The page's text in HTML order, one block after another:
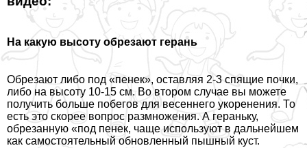
На какую высоту обрезают герань
Обрезают либо под «пенек», оставляя 2-3 спящие почки,
либо на высоту 10-15 см. Во втором случае вы можете
получить больше побегов для весеннего укоренения. То
есть это скорее вопрос размножения. А гераньку,
обрезанную «под пенек, чаще используют в дальнейшем
как самостоятельный обновленный пышный куст.